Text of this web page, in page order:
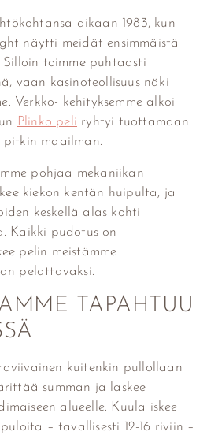
aikaan 1983, kun
näytti meidät ensimmäistä
Silloin toimme puhtaasti
vaan kasinoteollisuus näki
Verkko- kehityksemme alkoi
Plinko peli ryhtyi tuottamaan
maailman.
pohjaa mekaniikan
kiekon kentän huipulta, ja
keskellä alas kohti
Kaikki pudotus on
pelin meistämme
pelattavaksi.
TAPAHTUU
kuitenkin pullollaan
summan ja laskee
alueelle. Kuula iskee
– tavallisesti 12-16 riviin –